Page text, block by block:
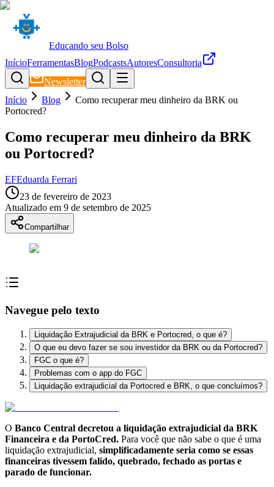
Educando seu Bolso
InícioFerramentasBlogPodcastsAutoresConsultoria
Newsletter
Início
Blog
Como recuperar meu dinheiro da BRK ou
Portocred?
Como recuperar meu dinheiro da BRK
ou Portocred?
EFEduarda Ferrari
23 de fevereiro de 2023
Atualizado em 9 de setembro de 2025
Compartilhar
Navegue pelo texto
Liquidação Extrajudicial da BRK e Portocred, o que é?
O que eu devo fazer se sou investidor da BRK ou da Portocred?
FGC o que é?
Problemas com o app do FGC
Liquidação extrajudicial da Portocred e BRK, o que concluímos?
O Banco Central decretou a liquidação extrajudicial da BRK
Financeira e da PortoCred. Para você que não sabe o que é uma
liquidação extrajudicial, simplificadamente seria como se essas
financeiras tivessem falido, quebrado, fechado as portas e
parado de funcionar.